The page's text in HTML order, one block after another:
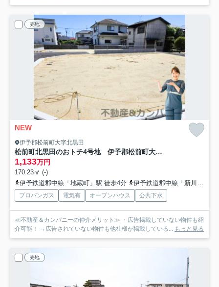
売地
NEW
伊予郡松前町大字北黒田
松前町北黒田のおトチ4号地 伊予郡松前町大字北黒田売土地
1,133万円
170.23㎡ (-)
伊予鉄道郡中線「地蔵町」駅 徒歩4分
伊予鉄道郡中線「新川」駅 徒歩11分
プロパンガス 電気有 オープンハウス 公共下水
≪不動産＆カンパニーの仲介メリット≫ ・広告掲載していない物件も紹
介可能！ →広告されていない物件も他社様が掲載している... もっと見る
売地